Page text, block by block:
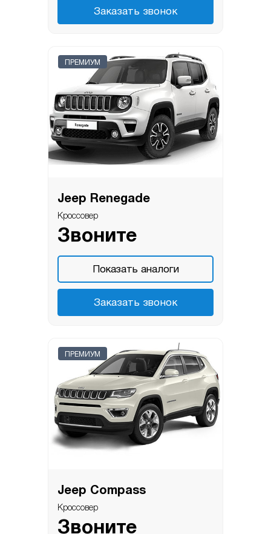
Заказать звонок
ПРЕМИУМ
Jeep Renegade
Кроссовер
Звоните
Показать аналоги
Заказать звонок
ПРЕМИУМ
Jeep Compass
Кроссовер
Звоните